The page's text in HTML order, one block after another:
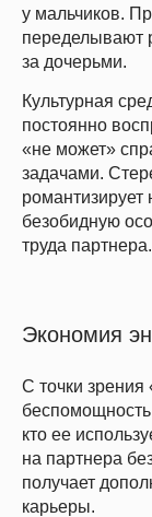
у мальчиков.
переделывают
за дочерьми.
Культурная
постоянно
«не может»
задачами.
романтизирует
безобидную
труда партнера.
Экономия
С точки зрения
кто ее
на партнера
получает
карьеры.